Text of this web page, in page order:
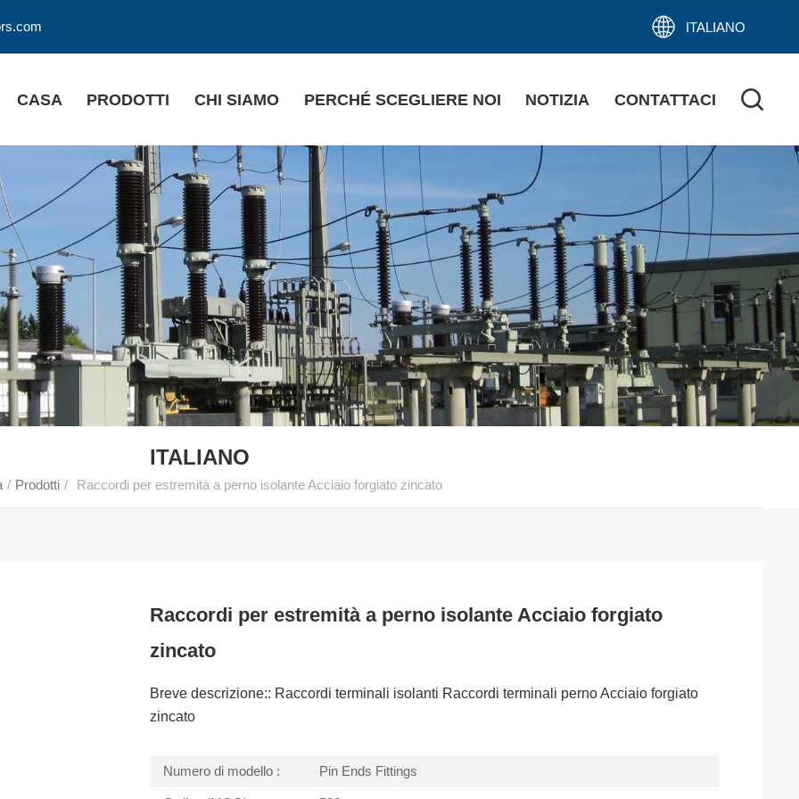
ITALIANO
CASA PRODOTTI CHI SIAMO PERCHÉ SCEGLIERE NOI NOTIZIA CONTATTACI
ITALIANO
/ Prodotti / Raccordi per estremità a perno isolante Acciaio forgiato zincato
Raccordi per estremità a perno isolante Acciaio forgiato
zincato
Breve descrizione:: Raccordi terminali isolanti Raccordi terminali perno Acciaio forgiato
zincato
Numero di modello : Pin Ends Fittings